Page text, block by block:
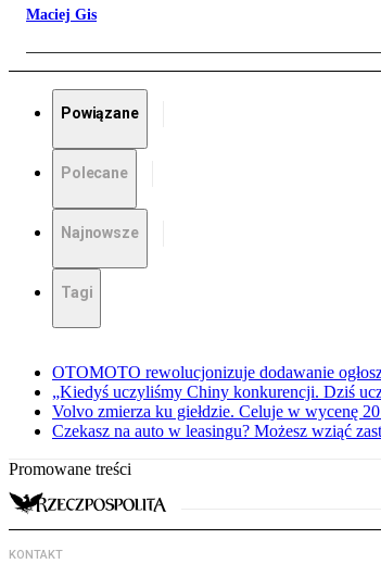
Maciej Gis
Powiązane
Polecane
Najnowsze
Tagi
OTOMOTO rewolucjonizuje dodawanie
„Kiedyś uczyliśmy Chiny konkurencji. Dziś
Volvo zmierza ku giełdzie. Celuje w wycenę
Czekasz na auto w leasingu? Możesz wziąć
Promowane treści
KONTAKT